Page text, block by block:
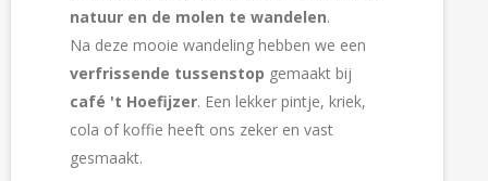
natuur en de molen te wandelen.
Na deze mooie wandeling hebben we een
verfrissende tussenstop gemaakt bij
café 't Hoefijzer. Een lekker pintje, kriek,
cola of koffie heeft ons zeker en vast
gesmaakt.